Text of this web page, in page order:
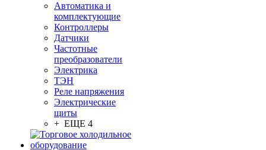
Автоматика и
комплектующие
Контроллеры
Датчики
Частотные
преобразователи
Электрика
ТЭН
Реле напряжения
Электрические
щиты
+ ЕЩЕ 4